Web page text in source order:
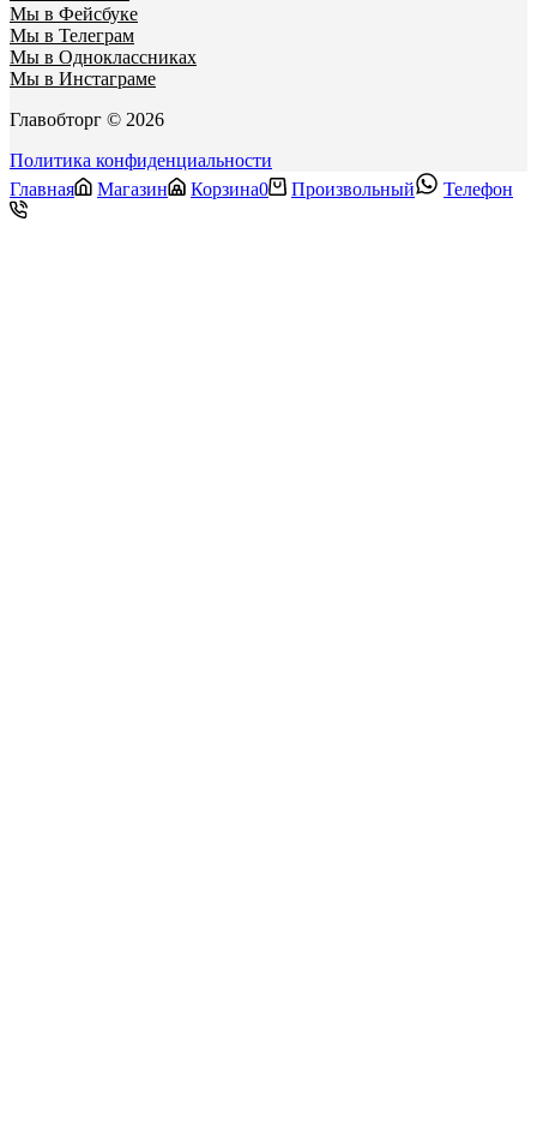
Мы в Фейсбуке
Мы в Телеграм
Мы в Одноклассниках
Мы в Инстаграме
Главобторг © 2026
Политика конфиденциальности
Главная
Магазин Корзина0 Произвольный Телефон